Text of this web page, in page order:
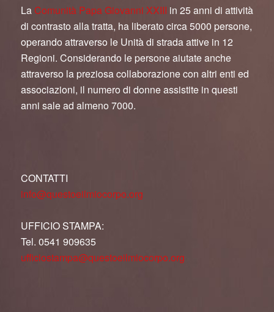
La Comunità Papa Giovanni XXIII in 25 anni di attività
di contrasto alla tratta, ha liberato circa 5000 persone,
operando attraverso le Unità di strada attive in 12
Regioni. Considerando le persone aiutate anche
attraverso la preziosa collaborazione con altri enti ed
associazioni, il numero di donne assistite in questi
anni sale ad almeno 7000.
CONTATTI
info@questoeilmiocorpo.org
UFFICIO STAMPA:
Tel. 0541 909635
ufficiostampa@questoeilmiocorpo.org